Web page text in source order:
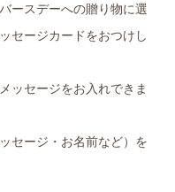
ースデーへの贈り物に選
セージカードをおつけし
ッセージをお入れできま
セージ・お名前など）を